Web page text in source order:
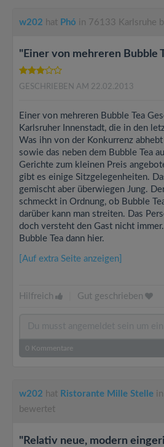
w202 hat Phó in 76133 Karlsruhe
"Einer von mehreren Bubble
GESCHRIEBEN AM 22.02.2013
Einer von mehreren Bubble Tea
Karlsruher Innenstadt, die in den
Was ihn von der Konkurrenz
sowie das neben dem Bubble Tea
Gerichte zum kleinen Preis
gibt es einige Sitzgelegenheiten.
gemischt aber überwiegen Jung.
schmeckt in Ordnung, ob Bubble
darüber kann man streiten. Das
doch versteht den Gast nicht
Bubble Tea dann hier.
[Auf extra Seite anzeigen]
Hilfreich Gut geschrieben
0 Kommentare
w202 hat Ristorante Mille Stelle
bewertet
"Relativ neue, modern